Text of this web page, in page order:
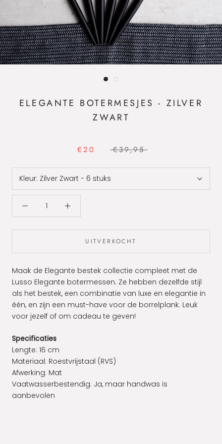
ELEGANTE BOTERMESJES - ZILVER
ZWART
€20 €39,95
Kleur: Zilver Zwart - 6 stuks
UITVERKOCHT
Maak de Elegante bestek collectie compleet met de
Lusso Elegante botermessen. Ze hebben dezelfde stijl
als het bestek, een combinatie van luxe en elegantie in
één, en zijn een must-have voor de borrelplank. Leuk
voor jezelf of om cadeau te geven!
Specificaties
Lengte: 16 cm
Materiaal: Roestvrijstaal (RVS)
Afwerking: Mat
Vaatwasserbestendig: Ja, maar handwas is
aanbevolen